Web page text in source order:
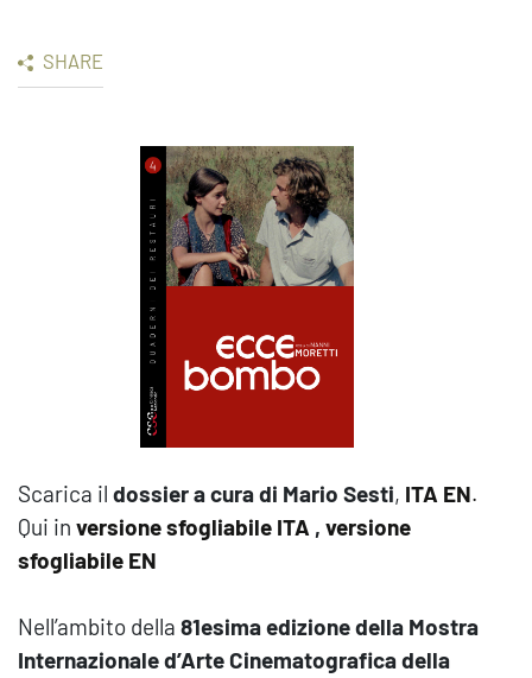
SHARE
Scarica il dossier a cura di Mario Sesti, ITA EN.
Qui in versione sfogliabile ITA , versione
sfogliabile EN
Nell’ambito della 81esima edizione della Mostra
Internazionale d’Arte Cinematografica della